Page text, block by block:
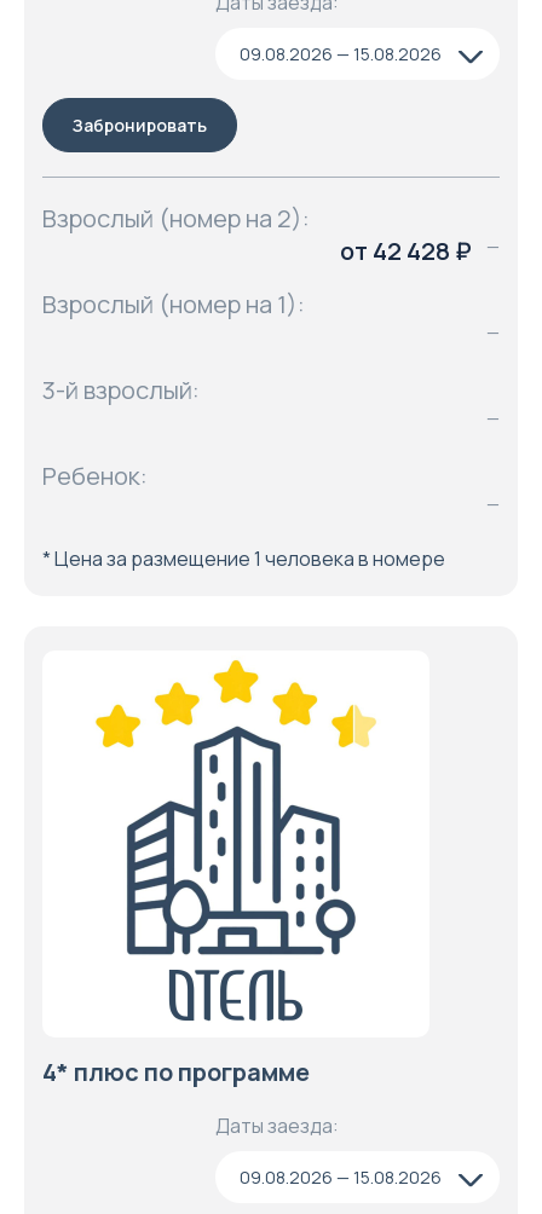
09.08.2026 — 15.08.2026
Забронировать
Взрослый (номер на 2):
от 42 428 ₽
—
Взрослый (номер на 1):
—
3-й взрослый:
—
Ребенок:
—
* Цена за размещение 1 человека в номере
4* плюс по программе
Даты заезда:
09.08.2026 — 15.08.2026